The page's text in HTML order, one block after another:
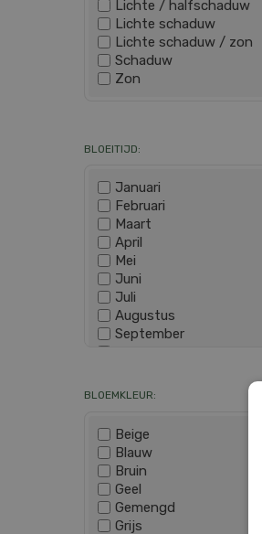
Lichte / halfschaduw
Lichte schaduw
Lichte schaduw / zon
Schaduw
Zon
BLOEITIJD:
Januari
Februari
Maart
April
Mei
Juni
Juli
Augustus
September
December
BLOEMKLEUR:
Beige
Blauw
Bruin
Geel
Gemengd
Grijs